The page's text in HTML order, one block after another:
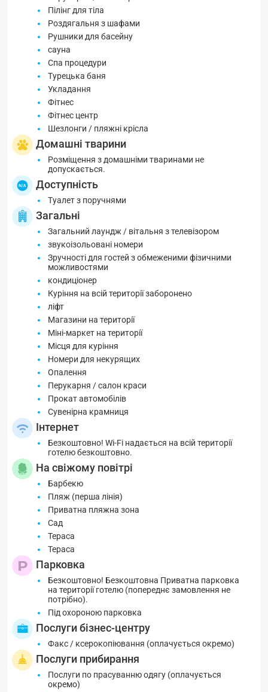
Пілінг для тіла
Роздягальня з шафами
Рушники для басейну
сауна
Спа процедури
Турецька баня
Укладання
Фітнес
Фітнес центр
Шезлонги / пляжні крісла
Домашні тварини
Розміщення з домашніми тваринами не
допускається.
Доступність
Туалет з поручнями
Загальні
Загальний лаундж / вітальня з телевізором
звукоізольовані номери
Зручності для гостей з обмеженими фізичними
можливостями
кондиціонер
Куріння на всій території заборонено
ліфт
Магазини на території
Міні-маркет на території
Місця для куріння
Номери для некурящих
Опалення
Перукарня / салон краси
Прокат автомобілів
Сувенірна крамниця
Інтернет
Безкоштовно! Wi-Fi надається на всій території
готелю безкоштовно.
На свіжому повітрі
Барбекю
Пляж (перша лінія)
Приватна пляжна зона
Сад
Тераса
Тераса
Парковка
Безкоштовно! Безкоштовна Приватна парковка
на території готелю (попереднє замовлення не
потрібно).
Під охороною парковка
Послуги бізнес-центру
Факс / ксерокопіювання (оплачується окремо)
Послуги прибирання
Послуги по прасуванню одягу (оплачується
окремо)